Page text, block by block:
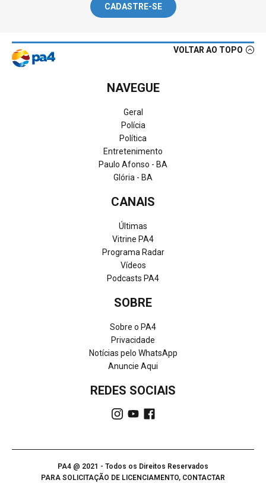
CADASTRE-SE
VOLTAR AO TOPO
NAVEGUE
Geral
Polícia
Política
Entretenimento
Paulo Afonso - BA
Glória - BA
CANAIS
Últimas
Vitrine PA4
Programa Radar
Vídeos
Podcasts PA4
SOBRE
Sobre o PA4
Privacidade
Notícias pelo WhatsApp
Anuncie Aqui
REDES SOCIAIS
PA4 @ 2021 - Todos os Direitos Reservados
PARA SOLICITAÇÃO DE LICENCIAMENTO, CONTACTAR